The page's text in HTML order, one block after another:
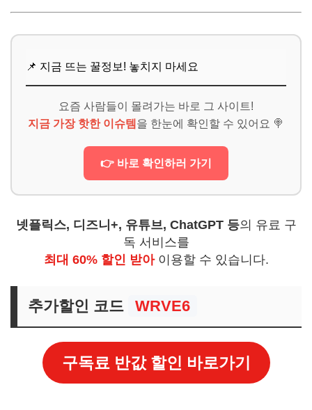
📌 지금 뜨는 꿀정보! 놓치지 마세요
요즘 사람들이 몰려가는 바로 그 사이트!
지금 가장 핫한 이슈템 을 한눈에 확인할 수 있어요 🍭
👉 바로 확인하러 가기
넷플릭스, 디즈니+, 유튜브, ChatGPT 등의 유료 구
독 서비스를
최대 60% 할인 받아이용할 수 있습니다.
추가할인 코드 WRVE6
구독료 반값 할인 바로가기